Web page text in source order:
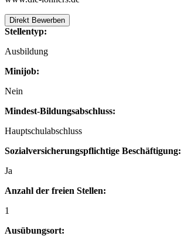
Direkt Bewerben
Stellentyp:
Ausbildung
Minijob:
Nein
Mindest-Bildungsabschluss:
Hauptschulabschluss
Sozialversicherungspflichtige Beschäftigung:
Ja
Anzahl der freien Stellen:
1
Ausübungsort: